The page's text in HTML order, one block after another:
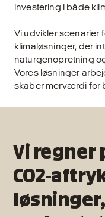
investering i både
Vi udvikler scenarier
klimaløsninger, der
naturgenopretning
Vores løsninger
skaber merværdi for
Vi regner
CO2-